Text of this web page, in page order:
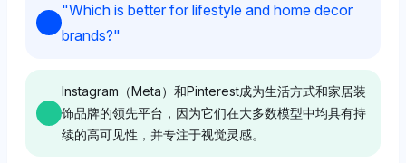
Instagram（Meta），每个平台的可见性份额为2.9%，
暗示这些平台通过互动和视觉内容主导了年轻人的注意
等显著性。
Gemini将Shopify的可见性份额定为3.4%，与
见，但突出了Shopify在以转化为驱动的背景下的相关
性。
"Which is better for lifestyle and home decor
brands?"
Instagram（Meta）和Pinterest成为生活方式和家居装
饰品牌的领先平台，因为它们在大多数模型中均具有持
续的高可见性，并专注于视觉灵感。